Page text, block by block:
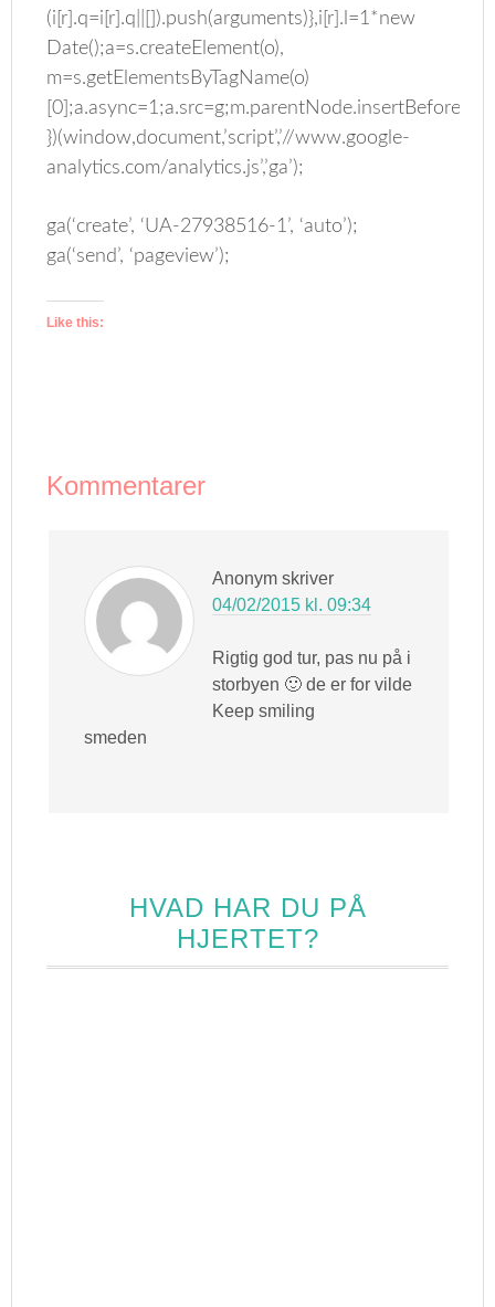
(i[r].q=i[r].q||[]).push(arguments)},i[r].l=1*new
Date();a=s.createElement(o),
m=s.getElementsByTagName(o)
})(window,document,’script’,’//www.google-
analytics.com/analytics.js’,’ga’);
ga(‘create’, ‘UA-27938516-1’, ‘auto’);
ga(‘send’, ‘pageview’);
Like this:
Kommentarer
Anonym skriver
04/02/2015 kl. 09:34
Rigtig god tur, pas nu på i
storbyen 🙂 de er for vilde
Keep smiling
smeden
HVAD HAR DU PÅ
HJERTET?